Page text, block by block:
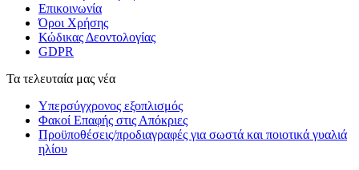
Επικοινωνία
Όροι Χρήσης
Κώδικας Δεοντολογίας
GDPR
Τα τελευταία μας νέα
Υπερσύγχρονος εξοπλισμός
Φακοί Επαφής στις Απόκριες
Προϋποθέσεις/προδιαγραφές για σωστά και ποιοτικά γυαλιά
ηλίου